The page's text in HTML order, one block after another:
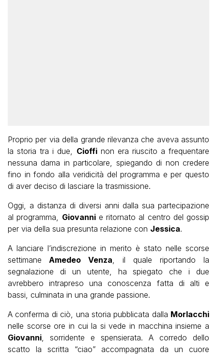
Proprio per via della grande rilevanza che aveva assunto
la storia tra i due, Cioffinon era riuscito a frequentare
nessuna dama in particolare, spiegando di non credere
fino in fondo alla veridicità del programma e per questo
di aver deciso di lasciare la trasmissione.
Oggi, a distanza di diversi anni dalla sua partecipazione
al programma, Giovannie ritornato al centro del gossip
per via della sua presunta relazione con Jessica.
A lanciare l’indiscrezione in merito è stato nelle scorse
settimane Amedeo Venza, il quale riportando la
segnalazione di un utente, ha spiegato che i due
avrebbero intrapreso una conoscenza fatta di alti e
bassi, culminata in una grande passione.
A conferma di ciò, una storia pubblicata dalla Morlacchi
nelle scorse ore in cui la si vede in macchina insieme a
Giovanni, sorridente e spensierata. A corredo dello
scatto la scritta “ciao” accompagnata da un cuore